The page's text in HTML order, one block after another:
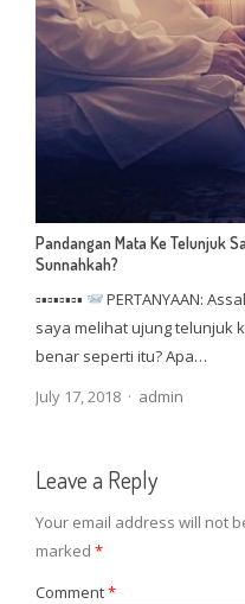
Pandangan Mata Ke Telunjuk
Sunnahkah?
▫▪▫▪▫▪▫▪
PERTANYAAN:
saya melihat ujung telunjuk
benar seperti itu? Apa…
July 17, 2018
Author
admin
Leave a Reply
Your email address will not
marked *
Comment*